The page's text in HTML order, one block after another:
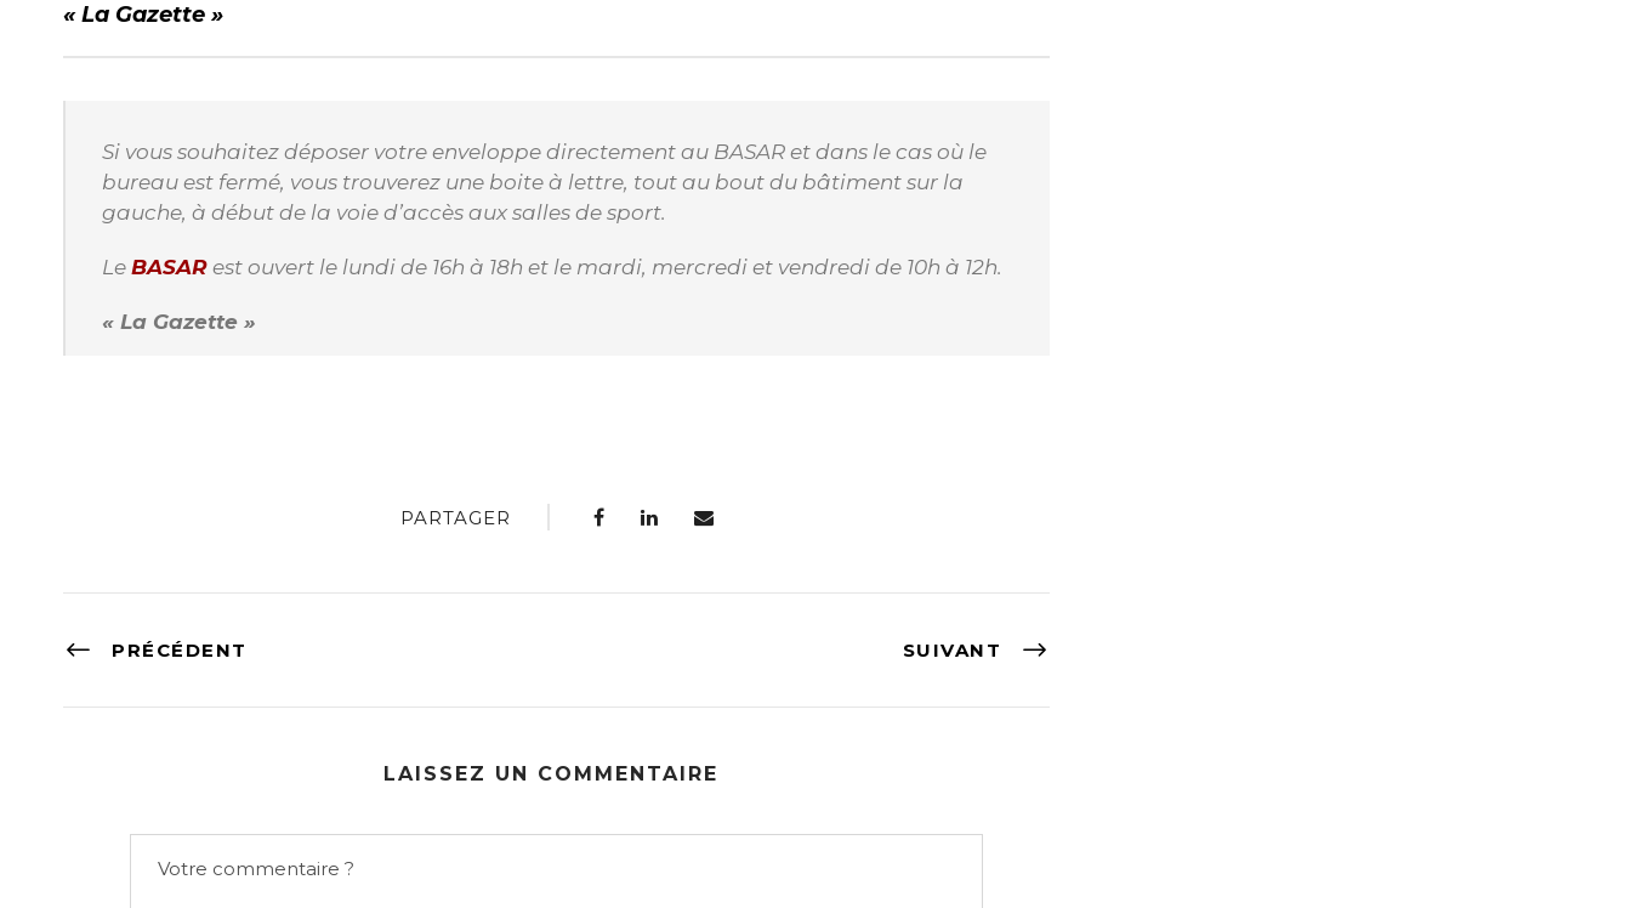
« La Gazette »
Si vous souhaitez déposer votre enveloppe directement au BASAR et dans le cas où le
bureau est fermé, vous trouverez une boite à lettre, tout au bout du bâtiment sur la
gauche, à début de la voie d’accès aux salles de sport.
Le BASAR est ouvert le lundi de 16h à 18h et le mardi, mercredi et vendredi de 10h à 12h.
« La Gazette »
PARTAGER
PRÉCÉDENT SUIVANT
LAISSEZ UN COMMENTAIRE